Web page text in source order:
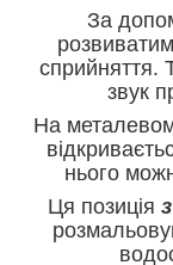
За
сприйняття.
звук
На
нього
Ця позиція